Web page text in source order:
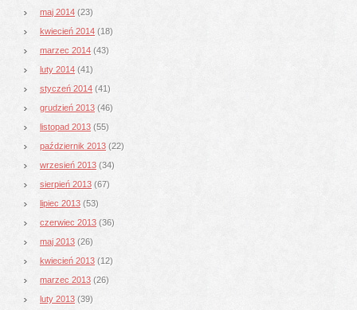
maj 2014 (23)
kwiecień 2014 (18)
marzec 2014 (43)
luty 2014 (41)
styczeń 2014 (41)
grudzień 2013 (46)
listopad 2013 (55)
październik 2013 (22)
wrzesień 2013 (34)
sierpień 2013 (67)
lipiec 2013 (53)
czerwiec 2013 (36)
maj 2013 (26)
kwiecień 2013 (12)
marzec 2013 (26)
luty 2013 (39)